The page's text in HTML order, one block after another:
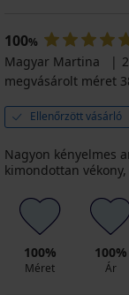
100%
Magyar Martina
megvásárolt méret
Ellenőrzött vásárló
Nagyon kényelmes
kimondottan
100%
Méret
100%
Ár